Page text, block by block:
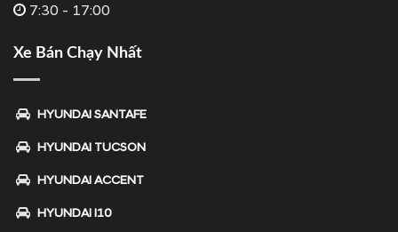
7:30 - 17:00
Xe Bán Chạy Nhất
HYUNDAI SANTAFE
HYUNDAI TUCSON
HYUNDAI ACCENT
HYUNDAI I10